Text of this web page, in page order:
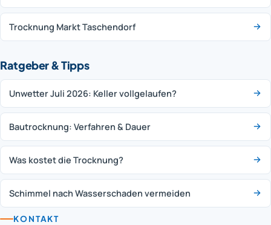
Trocknung Markt Taschendorf
Ratgeber & Tipps
Unwetter Juli 2026: Keller vollgelaufen?
Bautrocknung: Verfahren & Dauer
Was kostet die Trocknung?
Schimmel nach Wasserschaden vermeiden
KONTAKT